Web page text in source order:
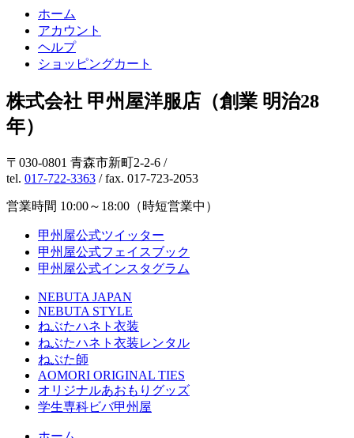
ホーム
アカウント
ヘルプ
ショッピングカート
株式会社 甲州屋洋服店（創業 明治28
年）
〒030-0801 青森市新町2-2-6 /
tel. 017-722-3363 / fax. 017-723-2053
営業時間 10:00～18:00（時短営業中）
甲州屋公式ツイッター
甲州屋公式フェイスブック
甲州屋公式インスタグラム
NEBUTA JAPAN
NEBUTA STYLE
ねぶたハネト衣装
ねぶたハネト衣装レンタル
ねぶた師
AOMORI ORIGINAL TIES
オリジナルあおもりグッズ
学生専科ビバ甲州屋